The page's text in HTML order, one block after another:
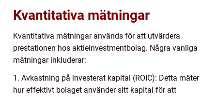
Kvantitativa mätningar
Kvantitativa mätningar används för att utvärdera
prestationen hos aktieinvestmentbolag. Några vanliga
mätningar inkluderar:
1. Avkastning på investerat kapital (ROIC): Detta mäter
hur effektivt bolaget använder sitt kapital för att